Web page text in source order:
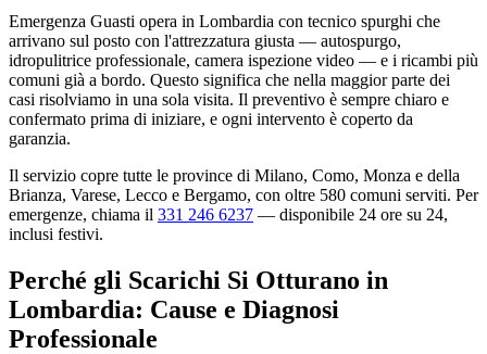
Emergenza Guasti opera in Lombardia con tecnico spurghi che
arrivano sul posto con l'attrezzatura giusta — autospurgo,
idropulitrice professionale, camera ispezione video — e i ricambi più
comuni già a bordo. Questo significa che nella maggior parte dei
casi risolviamo in una sola visita. Il preventivo è sempre chiaro e
confermato prima di iniziare, e ogni intervento è coperto da
garanzia.
Il servizio copre tutte le province di Milano, Como, Monza e della
Brianza, Varese, Lecco e Bergamo, con oltre 580 comuni serviti. Per
emergenze, chiama il 331 246 6237 — disponibile 24 ore su 24,
inclusi festivi.
Perché gli Scarichi Si Otturano in
Lombardia: Cause e Diagnosi
Professionale